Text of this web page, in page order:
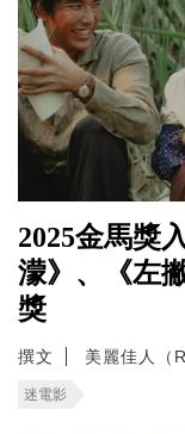
2025金馬獎
濛》、《左
獎
撰文 美麗佳人（
迷電影